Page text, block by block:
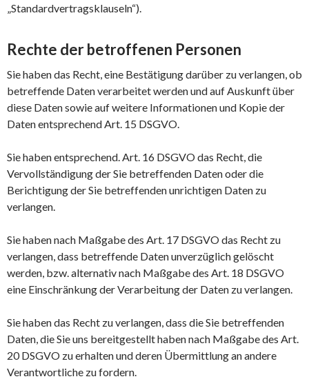
„Standardvertragsklauseln“).
Rechte der betroffenen Personen
Sie haben das Recht, eine Bestätigung darüber zu verlangen, ob
betreffende Daten verarbeitet werden und auf Auskunft über
diese Daten sowie auf weitere Informationen und Kopie der
Daten entsprechend Art. 15 DSGVO.
Sie haben entsprechend. Art. 16 DSGVO das Recht, die
Vervollständigung der Sie betreffenden Daten oder die
Berichtigung der Sie betreffenden unrichtigen Daten zu
verlangen.
Sie haben nach Maßgabe des Art. 17 DSGVO das Recht zu
verlangen, dass betreffende Daten unverzüglich gelöscht
werden, bzw. alternativ nach Maßgabe des Art. 18 DSGVO
eine Einschränkung der Verarbeitung der Daten zu verlangen.
Sie haben das Recht zu verlangen, dass die Sie betreffenden
Daten, die Sie uns bereitgestellt haben nach Maßgabe des Art.
20 DSGVO zu erhalten und deren Übermittlung an andere
Verantwortliche zu fordern.